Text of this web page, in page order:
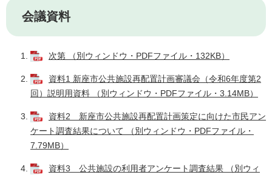
会議資料
次第 （別ウィンドウ・PDFファイル・132KB）
資料1 新座市公共施設再配置計画審議会（令和6年度第2
回）説明用資料 （別ウィンドウ・PDFファイル・3.14MB）
資料2 新座市公共施設再配置計画策定に向けた市民アン
ケート調査結果について （別ウィンドウ・PDFファイル・
7.79MB）
資料3 公共施設の利用者アンケート調査結果 （別ウィ